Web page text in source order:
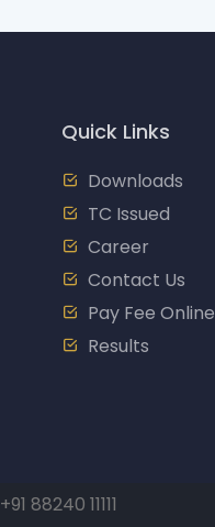
Quick Links
Downloads
TC Issued
Career
Contact Us
Pay Fee Online
Results
+91 88240 11111